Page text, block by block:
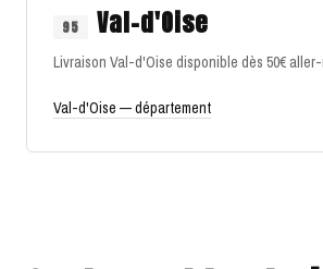
95 Val-d'Oise
Livraison Val-d'Oise disponible dès 50€
Val-d'Oise — département